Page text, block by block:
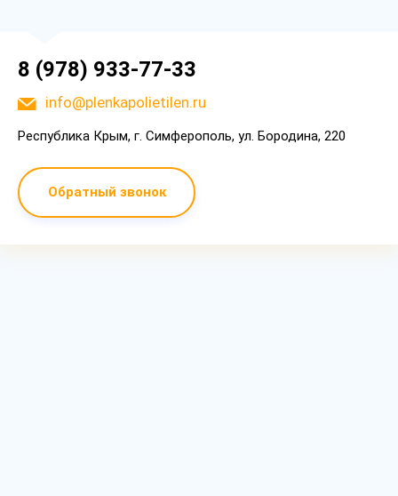
8 (978) 933-77-33
info@plenkapolietilen.ru
Республика Крым, г. Симферополь, ул. Бородина, 220
Обратный звонок